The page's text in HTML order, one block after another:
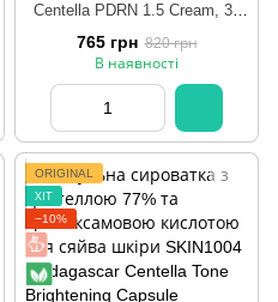
Centella PDRN 1.5 Cream, 30
765 грн 820 грн
В наявності
ORIGINAL
ХІТ
−10%